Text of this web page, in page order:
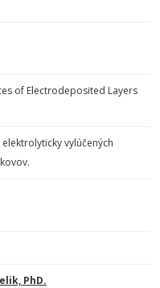
of Electrodeposited Layers
vylúčených
PhD.